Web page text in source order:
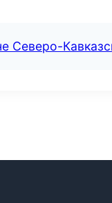
Северо-